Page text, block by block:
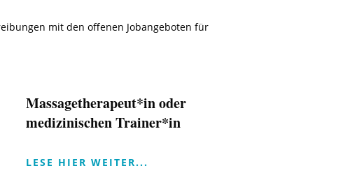
mit den offenen Jobangeboten für
Massagetherapeut*in oder
medizinischen Trainer*in
LESE HIER WEITER...